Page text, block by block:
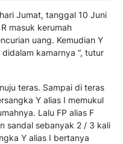
Jumat, tanggal 10 Juni
masuk kerumah
uang. Kemudian Y
kamarnya “, tutur
teras. Sampai di teras
Y alias I memukul
Lalu FP alias F
sandal sebanyak 2 / 3 kali
Y alias I bertanya